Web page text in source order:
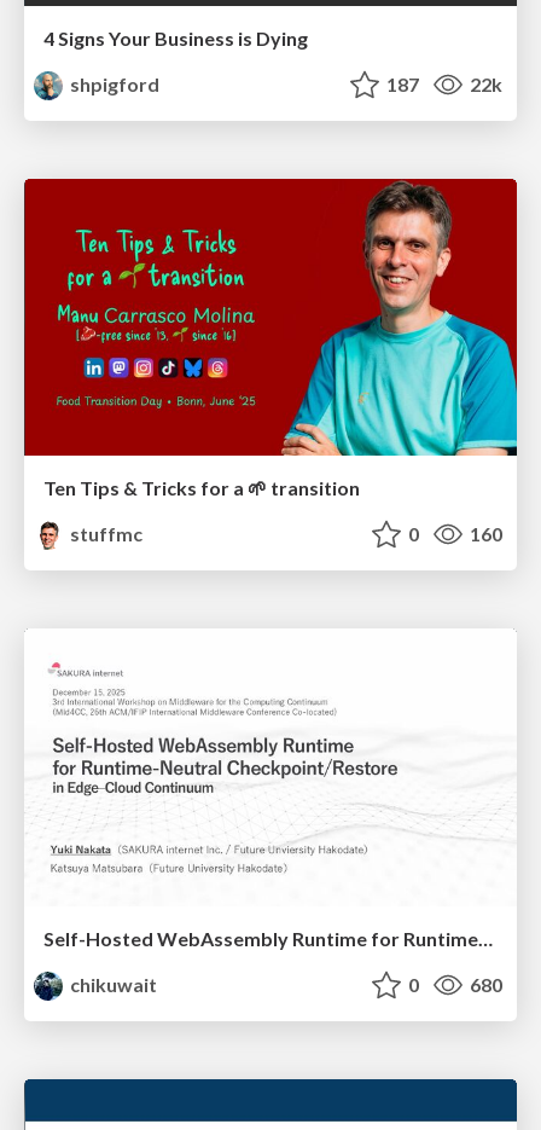
4 Signs Your Business is Dying
shpigford
187 22k
Ten Tips & Tricks for a 🌱 transition
stuffmc
0 160
Self-Hosted WebAssembly Runtime for Runtime-Neutral Checkpoint/Restore in Edge–Cloud Continuum
chikuwait
0 680